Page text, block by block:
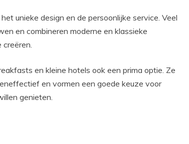
unieke design en de persoonlijke service. Veel
en combineren moderne en klassieke
en kleine hotels ook een prima optie. Ze
en vormen een goede keuze voor
genieten.